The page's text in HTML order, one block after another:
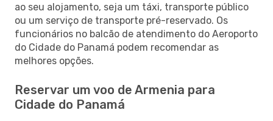
ao seu alojamento, seja um táxi, transporte público
ou um serviço de transporte pré-reservado. Os
funcionários no balcão de atendimento do Aeroporto
do Cidade do Panamá podem recomendar as
melhores opções.
Reservar um voo de Armenia para
Cidade do Panamá